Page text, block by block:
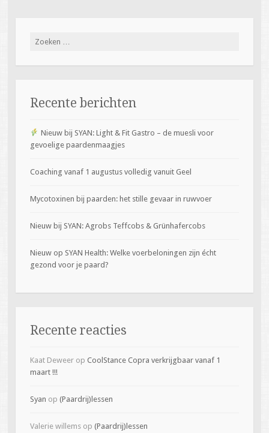
Zoeken
Recente berichten
Nieuw bij SYAN: Light & Fit Gastro – de muesli voor
gevoelige paardenmaagjes
Coaching vanaf 1 augustus volledig vanuit Geel
Mycotoxinen bij paarden: het stille gevaar in ruwvoer
Nieuw bij SYAN: Agrobs Teffcobs & Grünhafercobs
Nieuw op SYAN Health: Welke voerbeloningen zijn écht
gezond voor je paard?
Recente reacties
Kaat Deweerop CoolStance Copra verkrijgbaar vanaf 1
maart !!!
Syan op (Paardrij)lessen
Valerie willemsop (Paardrij)lessen